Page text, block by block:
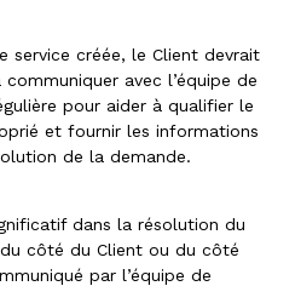
service créée, le Client devrait
avec l’équipe de
pour aider à qualifier le
et fournir les informations
de la demande.
dans la résolution du
côté du Client ou du côté
par l’équipe de